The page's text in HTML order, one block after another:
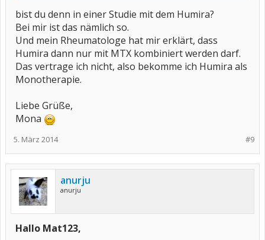
bist du denn in einer Studie mit dem Humira?
Bei mir ist das nämlich so.
Und mein Rheumatologe hat mir erklärt, dass
Humira dann nur mit MTX kombiniert werden darf.
Das vertrage ich nicht, also bekomme ich Humira als
Monotherapie.
Liebe Grüße,
Mona
#9
5. März 2014
anurju
anurju
Hallo Mat123,